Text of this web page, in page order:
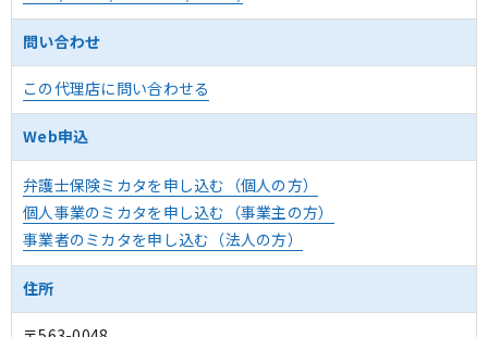
問い合わせ
この代理店に問い合わせる
Web申込
弁護士保険ミカタを申し込む（個人の方）
個人事業のミカタを申し込む（事業主の方）
事業者のミカタを申し込む（法人の方）
住所